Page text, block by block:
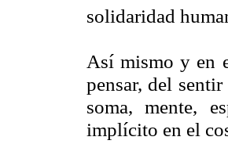
solidaridad
Así mismo y en
pensar, del
soma, mente,
implícito en el